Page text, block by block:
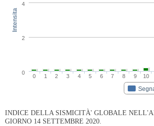
Intensita
0 1 2 3 4 5 6 7 8 9 10
0
2
4
INDICE DELLA SISMICITÀ' GLOBALE
GIORNO 14 SETTEMBRE 2020.